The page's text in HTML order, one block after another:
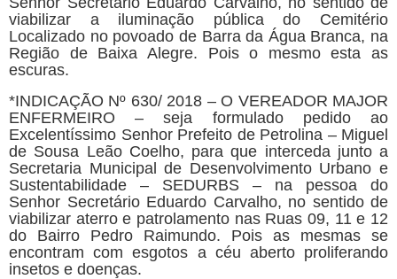
viabilizar a iluminação pública do Cemitério
Localizado no povoado de Barra da Água Branca, na
Região de Baixa Alegre. Pois o mesmo esta as
escuras.
*INDICAÇÃO Nº 630/ 2018 – O VEREADOR MAJOR
ENFERMEIRO – seja formulado pedido ao
Excelentíssimo Senhor Prefeito de Petrolina – Miguel
de Sousa Leão Coelho, para que interceda junto a
Secretaria Municipal de Desenvolvimento Urbano e
Sustentabilidade – SEDURBS – na pessoa do
Senhor Secretário Eduardo Carvalho, no sentido de
viabilizar aterro e patrolamento nas Ruas 09, 11 e 12
do Bairro Pedro Raimundo. Pois as mesmas se
encontram com esgotos a céu aberto proliferando
insetos e doenças.